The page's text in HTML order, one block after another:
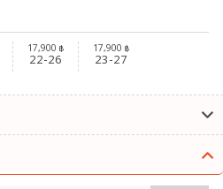
17,900 ฿
22-26
17,900 ฿
23-27